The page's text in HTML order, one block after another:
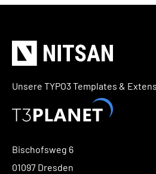
Unsere TYPO3 Templates &
Bischofsweg 6
01097 Dresden